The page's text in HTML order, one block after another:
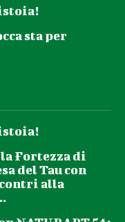
sta per
Fortezza di
del Tau con
alla